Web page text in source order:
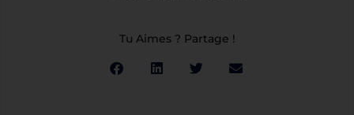
Tu Aimes ? Partage !